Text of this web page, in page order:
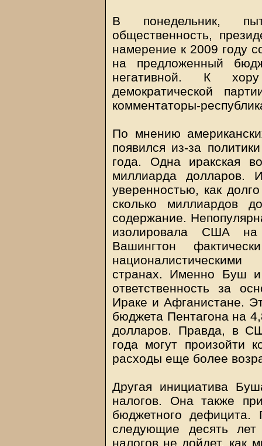
В понедельник,
общественность,
намерение к 2009 году
на предложенный
негативной. К
демократической
комментаторы-
По мнению
появился из-за
года. Одна иракская
миллиарда долларов.
уверенностью, как
сколько миллиардов
содержание.
изолировала США на
Вашингтон
странах. Именно Буш
ответственность за
Ираке и Афганистане.
бюджета Пентагона на
долларов. Правда, в
года могут произойти
расходы еще более
Другая инициатива
налогов. Она также
бюджетного дефицита.
следующие десять
налогов не дойдет, как